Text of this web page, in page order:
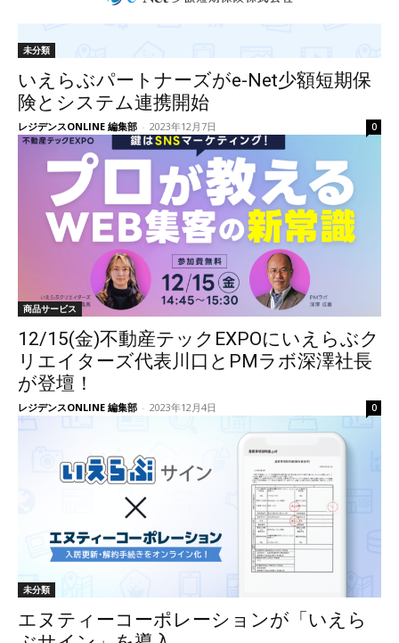
未分類
いえらぶパートナーズがe-Net少額短期保
険とシステム連携開始
レジデンスONLINE 編集部 - 2023年12月7日 0
商品サービス
12/15(金)不動産テックEXPOにいえらぶク
リエイターズ代表川口とPMラボ深澤社長
が登壇！
レジデンスONLINE 編集部 - 2023年12月4日 0
未分類
エヌティーコーポレーションが「いえら